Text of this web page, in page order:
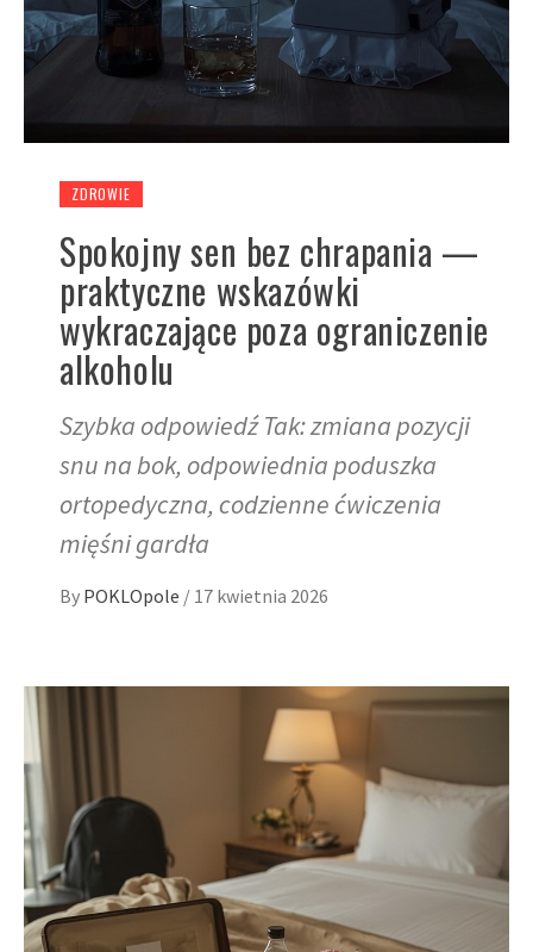
ZDROWIE
Spokojny sen bez chrapania —
praktyczne wskazówki
wykraczające poza ograniczenie
alkoholu
Szybka odpowiedź Tak: zmiana pozycji
snu na bok, odpowiednia poduszka
ortopedyczna, codzienne ćwiczenia
mięśni gardła
By POKLOpole / 17 kwietnia 2026